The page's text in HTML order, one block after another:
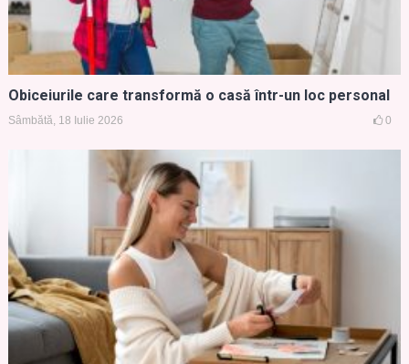
Obiceiurile care transformă o casă într-un loc personal
Sâmbătă, 18 Iulie 2026 0